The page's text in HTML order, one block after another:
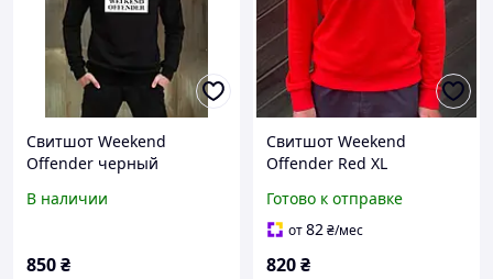
Свитшот Weekend
Offender черный
В наличии
850₴
Свитшот Weekend
Offender Red XL
Готово к отправке
от82₴/мес
820₴